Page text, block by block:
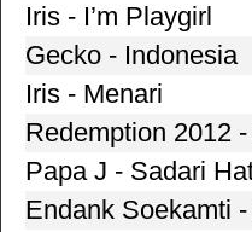
Iris - I’m Playgirl
Gecko - Indonesia
Iris - Menari
Redemption 2012
Papa J - Sadari
Endank Soekamti